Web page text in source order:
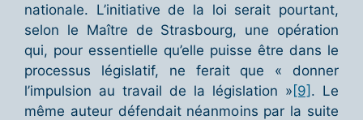
nationale. L’initiative de la loi serait pourtant,
selon le Maître de Strasbourg, une opération
qui, pour essentielle qu’elle puisse être dans le
processus législatif, ne ferait que « donner
l’impulsion au travail de la législation » [9] . Le
même auteur défendait néanmoins par la suite